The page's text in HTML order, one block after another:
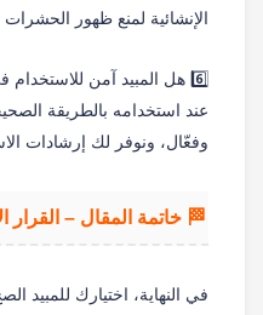
الإنشائية لمنع ظهور الحشرات
6️⃣ هل المبيد آمن للاستخدام في المنازل؟
عند استخدامه بالطريقة
وفعّال، ونوفر لك إرشادات
🏁 خاتمة المقال – القرار
في النهاية، اختيارك للمبيد